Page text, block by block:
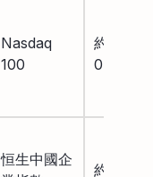
Nasdaq
100
約
0.75%
恒生中國企
約